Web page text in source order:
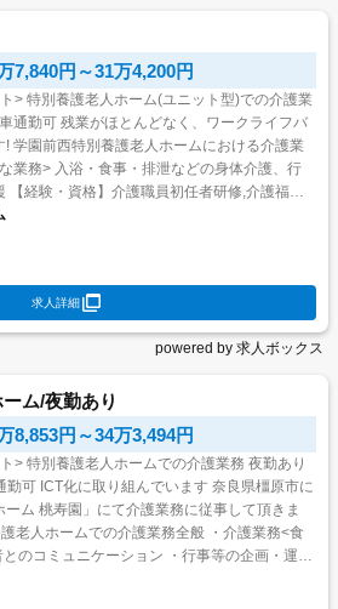
7,840円～31万4,200円
介護業
業
業務> 入浴・食事・排泄などの身体介護、行
【経験・資格】介護職員初任者研修,介護福祉
求人詳細
powered by 求人ボックス
ム/夜勤あり
8,853円～34万3,494円
勤あり
ム 桃寿園」にて介護業務に従事して頂きま
老人ホームでの介護業務全般 ・介護業務<食
のコミュニケーション ・行事等の企画・運営